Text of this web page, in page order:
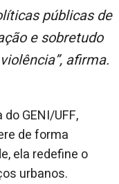
públicas de
e sobretudo
afirma.
GENI/UFF,
de forma
ela redefine o
urbanos.